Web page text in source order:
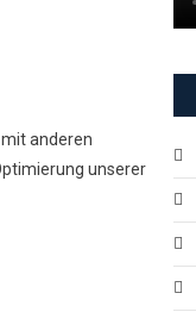
anderen
unserer